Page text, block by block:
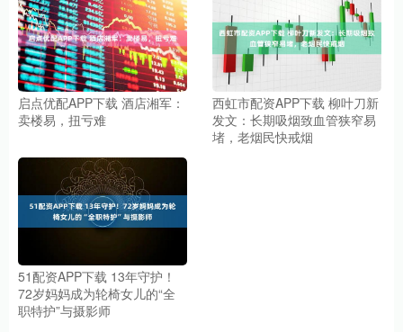
启点优配APP下载 酒店湘军：
卖楼易，扭亏难
西虹市配资APP下载 柳叶刀新
发文：长期吸烟致血管狭窄易
堵，老烟民快戒烟
51配资APP下载 13年守护！
72岁妈妈成为轮椅女儿的“全
职特护”与摄影师